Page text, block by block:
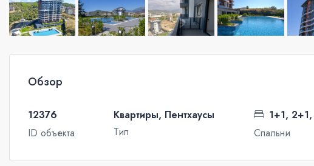
Обзор
12376
ID объекта
Квартиры, Пентхаусы
Тип
1+1,
Спальни